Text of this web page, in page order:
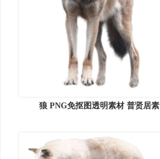
狼 PNG免抠图透明素材 普贤居素